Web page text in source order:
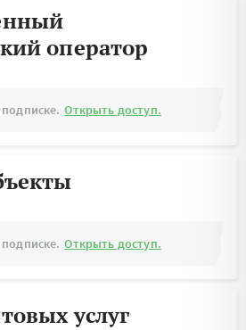
оператор
Открыть доступ.
Открыть доступ.
услуг